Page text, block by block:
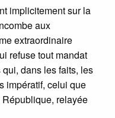
implicitement sur la
aux
extraordinaire
refuse tout mandat
dans les faits, les
impératif, celui que
relayée